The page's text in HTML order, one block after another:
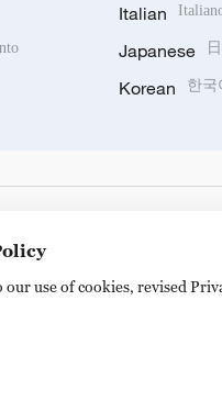
Italian
Japanese
Korean 한국
16A Shijingshan
use of cookies, revised